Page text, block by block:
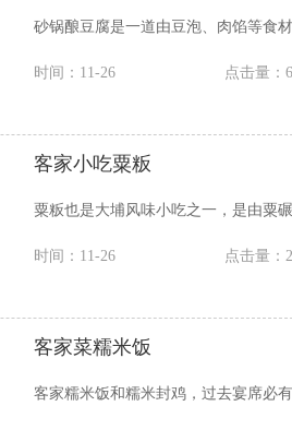
砂锅酿豆腐是一道由豆泡、肉馅等食
时间：11-26 点击量：
客家小吃粟粄
粟粄也是大埔风味小吃之一，是由粟
时间：11-26 点击量：
客家菜糯米饭
客家糯米饭和糯米封鸡，过去宴席必